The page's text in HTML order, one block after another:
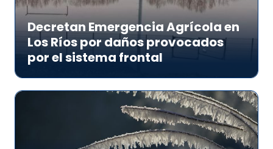
Decretan Emergencia Agrícola en
Los Ríos por daños provocados
por el sistema frontal